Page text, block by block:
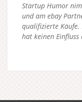
Startup Humor
und am ebay
qualifizierte Käufe.
hat keinen